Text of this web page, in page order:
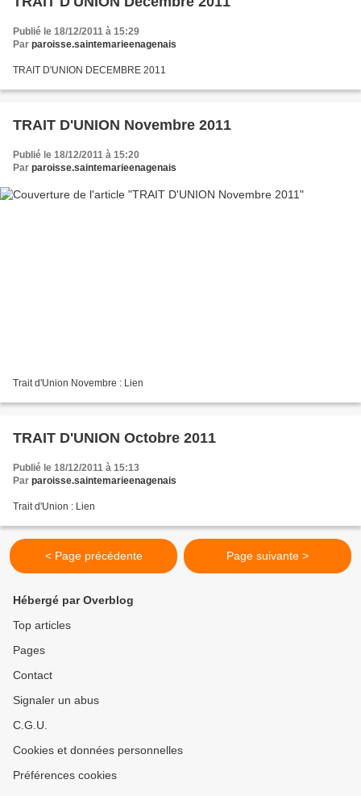
Publié le 18/12/2011 à 15:29
Par paroisse.saintemarieenagenais
TRAIT D'UNION DECEMBRE 2011
TRAIT D'UNION Novembre 2011
Publié le 18/12/2011 à 15:20
Par paroisse.saintemarieenagenais
Trait d'Union Novembre : Lien
TRAIT D'UNION Octobre 2011
Publié le 18/12/2011 à 15:13
Par paroisse.saintemarieenagenais
Trait d'Union : Lien
< Page précédente Page suivante >
Hébergé par Overblog
Top articles
Pages
Contact
Signaler un abus
C.G.U.
Cookies et données personnelles
Préférences cookies